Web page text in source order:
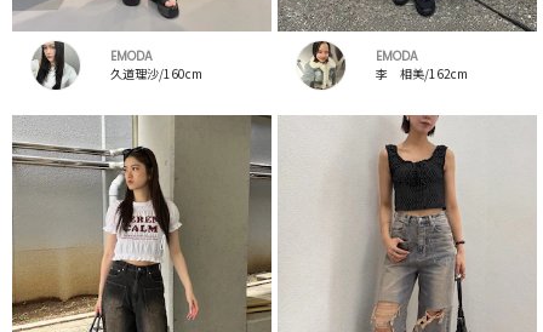
EMODA
久道理沙/160cm
EMODA
李 相美/162cm